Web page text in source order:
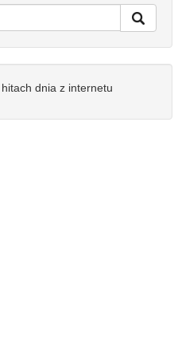
dnia z internetu